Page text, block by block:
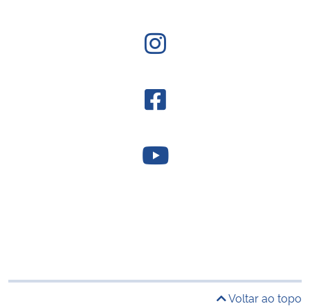
Voltar ao topo